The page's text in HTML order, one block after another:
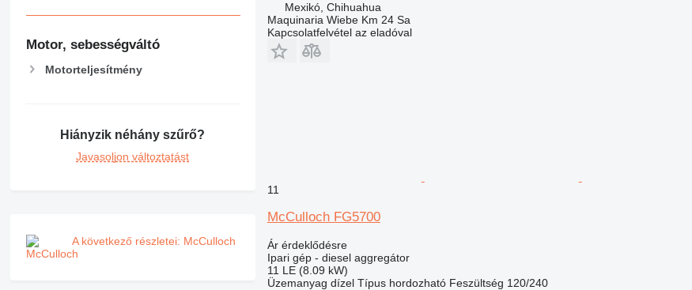
Motor, sebességváltó
Motorteljesítmény
Hiányzik néhány szűrő?
Javasoljon változtatást
A következő részletei: McCulloch
Mexikó, Chihuahua
Maquinaria Wiebe Km 24 Sa
Kapcsolatfelvétel az eladóval
11
McCulloch FG5700
Ár érdeklődésre
Ipari gép - diesel aggregátor
11 LE (8.09 kW)
Üzemanyag dízel Típus hordozható Feszültség 120/240